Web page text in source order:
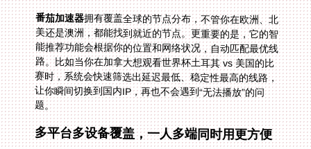
番茄加速器拥有覆盖全球的节点分布，不管你在欧洲、北
美还是澳洲，都能找到就近的节点。更重要的是，它的智
能推荐功能会根据你的位置和网络状况，自动匹配最优线
路。比如当你在加拿大想观看世界杯土耳其 vs 美国的比
赛时，系统会快速筛选出延迟最低、稳定性最高的线路，
让你瞬间切换到国内IP，再也不会遇到“无法播放”的问
题。
多平台多设备覆盖，一人多端同时用更方便